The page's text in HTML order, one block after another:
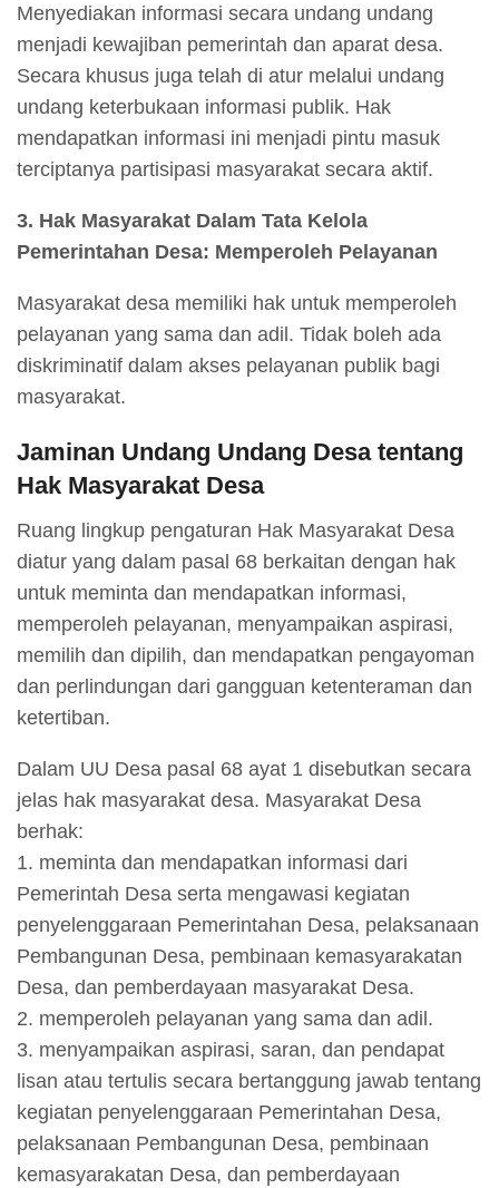
Menyediakan informasi secara undang undang
menjadi kewajiban pemerintah dan aparat desa.
Secara khusus juga telah di atur melalui undang
undang keterbukaan informasi publik. Hak
mendapatkan informasi ini menjadi pintu masuk
terciptanya partisipasi masyarakat secara aktif.
3. Hak Masyarakat Dalam Tata Kelola
Pemerintahan Desa: Memperoleh Pelayanan
Masyarakat desa memiliki hak untuk memperoleh
pelayanan yang sama dan adil. Tidak boleh ada
diskriminatif dalam akses pelayanan publik bagi
masyarakat.
Jaminan Undang Undang Desa tentang
Hak Masyarakat Desa
Ruang lingkup pengaturan Hak Masyarakat Desa
diatur yang dalam pasal 68 berkaitan dengan hak
untuk meminta dan mendapatkan informasi,
memperoleh pelayanan, menyampaikan aspirasi,
memilih dan dipilih, dan mendapatkan pengayoman
dan perlindungan dari gangguan ketenteraman dan
ketertiban.
Dalam UU Desa pasal 68 ayat 1 disebutkan secara
jelas hak masyarakat desa. Masyarakat Desa
berhak:
1. meminta dan mendapatkan informasi dari
Pemerintah Desa serta mengawasi kegiatan
penyelenggaraan Pemerintahan Desa, pelaksanaan
Pembangunan Desa, pembinaan kemasyarakatan
Desa, dan pemberdayaan masyarakat Desa.
2. memperoleh pelayanan yang sama dan adil.
3. menyampaikan aspirasi, saran, dan pendapat
lisan atau tertulis secara bertanggung jawab tentang
kegiatan penyelenggaraan Pemerintahan Desa,
pelaksanaan Pembangunan Desa, pembinaan
kemasyarakatan Desa, dan pemberdayaan